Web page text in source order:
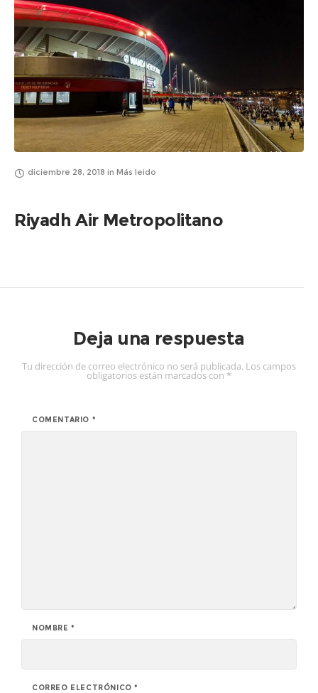
diciembre 28, 2018 in Más leido
Riyadh Air Metropolitano
Deja una respuesta
Tu dirección de correo electrónico no será publicada. Los campos
obligatorios están marcados con *
COMENTARIO *
NOMBRE*
CORREO ELECTRÓNICO*